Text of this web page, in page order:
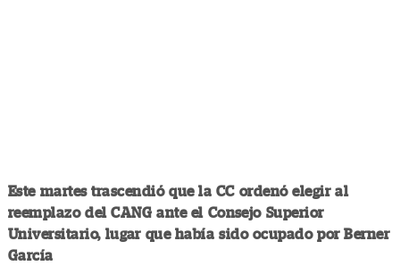
Este martes trascendió que la CC ordenó elegir al
reemplazo del CANG ante el Consejo Superior
Universitario, lugar que había sido ocupado por Berner
García